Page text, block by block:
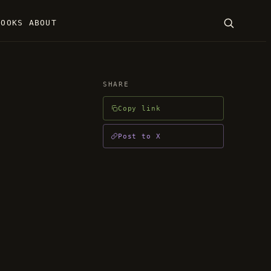
ABOUT
SHARE
Copy link
Post to X